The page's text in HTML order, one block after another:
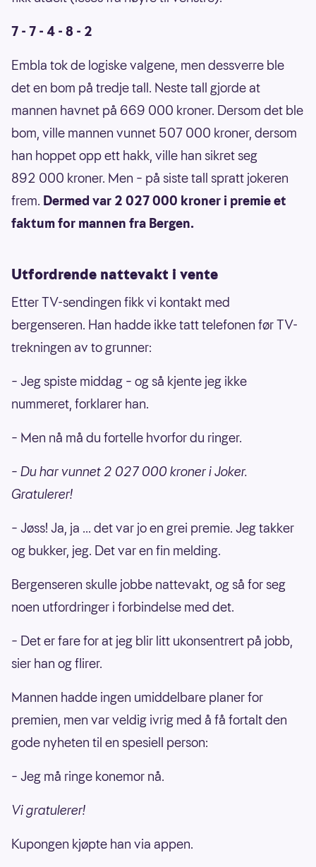
7 - 7 - 4 - 8 - 2
Embla tok de logiske valgene, men dessverre ble
det en bom på tredje tall. Neste tall gjorde at
mannen havnet på 669 000 kroner. Dersom det ble
bom, ville mannen vunnet 507 000 kroner, dersom
han hoppet opp ett hakk, ville han sikret seg
892 000 kroner. Men – på siste tall spratt jokeren
frem. Dermed var 2 027 000 kroner i premie et
faktum for mannen fra Bergen.
Utfordrende nattevakt i vente
Etter TV-sendingen fikk vi kontakt med
bergenseren. Han hadde ikke tatt telefonen før TV-
trekningen av to grunner:
– Jeg spiste middag – og så kjente jeg ikke
nummeret, forklarer han.
– Men nå må du fortelle hvorfor du ringer.
– Du har vunnet 2 027 000 kroner i Joker.
Gratulerer!
– Jøss! Ja, ja ... det var jo en grei premie. Jeg takker
og bukker, jeg. Det var en fin melding.
Bergenseren skulle jobbe nattevakt, og så for seg
noen utfordringer i forbindelse med det.
– Det er fare for at jeg blir litt ukonsentrert på jobb,
sier han og flirer.
Mannen hadde ingen umiddelbare planer for
premien, men var veldig ivrig med å få fortalt den
gode nyheten til en spesiell person:
– Jeg må ringe konemor nå.
Vi gratulerer!
Kupongen kjøpte han via appen.